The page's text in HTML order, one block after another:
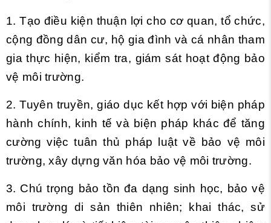
1. Tạo điều kiện thuận lợi cho cơ quan, tổ chức,
cộng đồng dân cư, hộ gia đình và cá nhân tham
gia thực hiện, kiểm tra, giám sát hoạt động bảo
vệ môi trường.
2. Tuyên truyền, giáo dục kết hợp với biện pháp
hành chính, kinh tế và biện pháp khác để tăng
cường việc tuân thủ pháp luật về bảo vệ môi
trường, xây dựng văn hóa bảo vệ môi trường.
3. Chú trọng bảo tồn đa dạng sinh học, bảo vệ
môi trường di sản thiên nhiên; khai thác, sử